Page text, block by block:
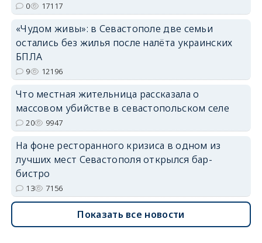
0 17117
«Чудом живы»: в Севастополе две семьи
остались без жилья после налёта украинских
БПЛА
9 12196
Что местная жительница рассказала о
массовом убийстве в севастопольском селе
20 9947
На фоне ресторанного кризиса в одном из
лучших мест Севастополя открылся бар-
бистро
13 7156
Показать все новости